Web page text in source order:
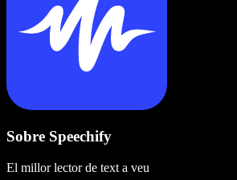
Sobre Speechify
El millor lector de text a veu